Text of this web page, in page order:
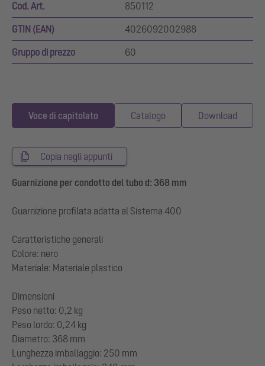
Cod. Art. 850112
GTIN (EAN) 4026092002988
Gruppo di prezzo 60
Voce di capitolato Catalogo Download
Copia negli appunti
Guarnizione per condotto del tubo d: 368 mm
Guarnizione profilata adatta al Sistema 400
Caratteristiche generali
Colore: nero
Materiale: Materiale plastico
Dimensioni
Peso netto: 0,2 kg
Peso lordo: 0,24 kg
Diametro: 368 mm
Lunghezza imballaggio: 250 mm